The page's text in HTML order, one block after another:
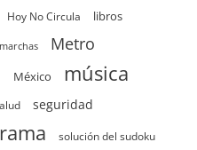
Hoy No Circula libros
marchas Metro
México música
seguridad
solución del sudoku